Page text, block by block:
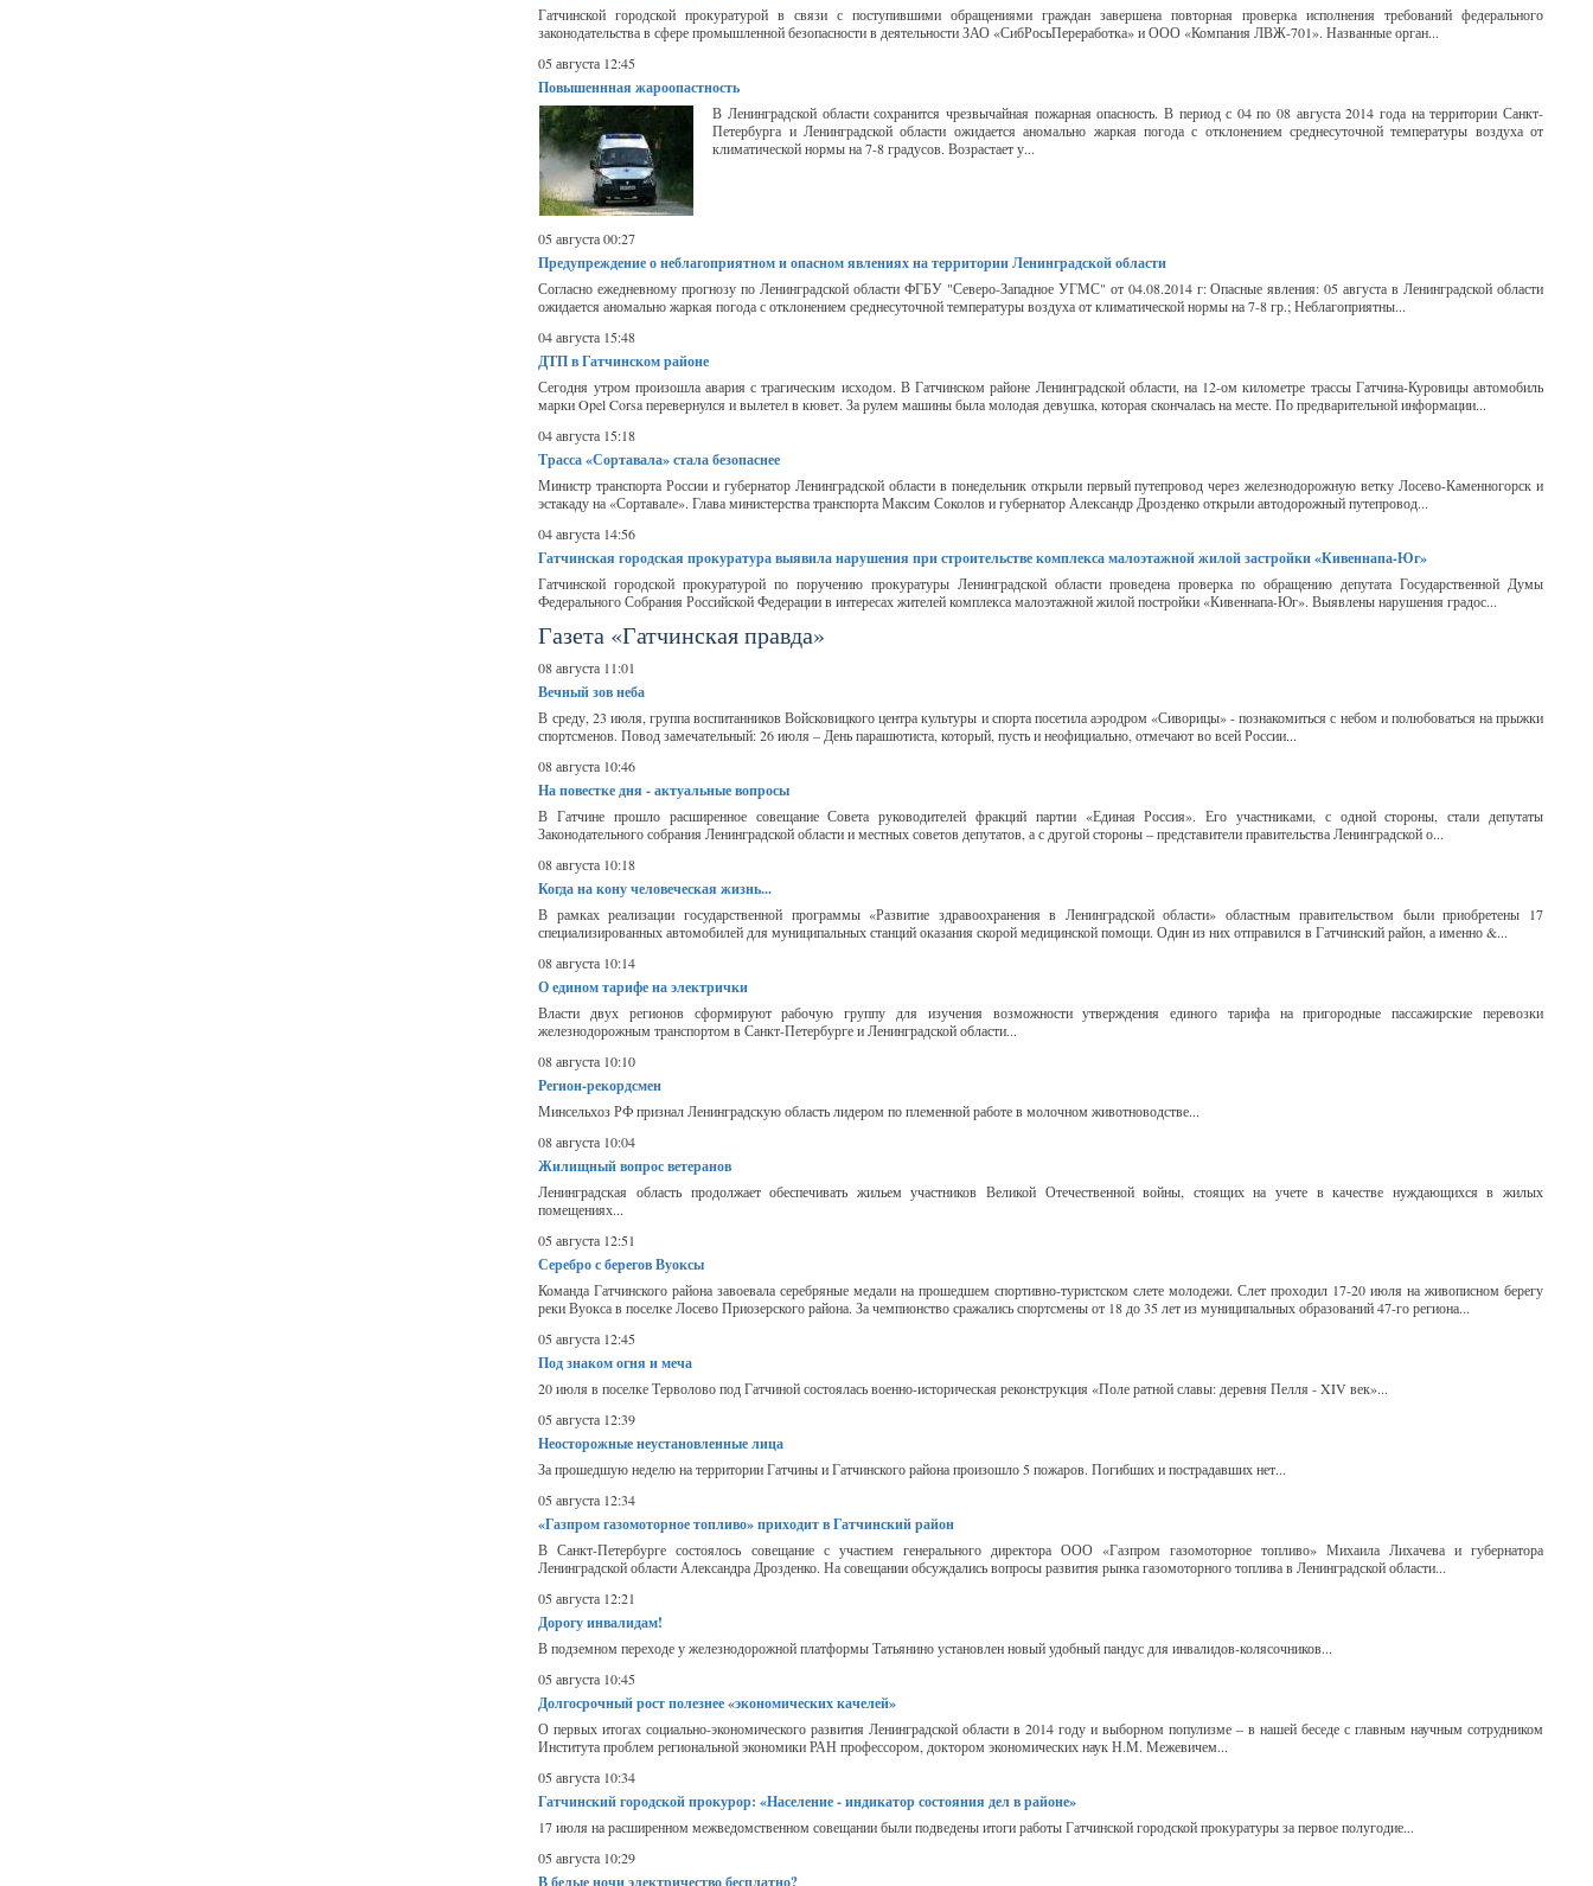
Гатчинской городской прокуратурой в связи с поступившими обращениями граждан завершена повторная проверка исполнения требований федерального
законодательства в сфере промышленной безопасности в деятельности ЗАО «СибРосьПереработка» и ООО «Компания ЛВЖ-701». Названные орган...
05 августа 12:45
Повышеннная жароопастность
В Ленинградской области сохранится чрезвычайная пожарная опасность. В период с 04 по 08 августа 2014 года на территории Санкт-
Петербурга и Ленинградской области ожидается аномально жаркая погода с отклонением среднесуточной температуры воздуха от
климатической нормы на 7-8 градусов. Возрастает у...
05 августа 00:27
Предупреждение о неблагоприятном и опасном явлениях на территории Ленинградской области
Согласно ежедневному прогнозу по Ленинградской области ФГБУ "Северо-Западное УГМС" от 04.08.2014 г: Опасные явления: 05 августа в Ленинградской области
ожидается аномально жаркая погода с отклонением среднесуточной температуры воздуха от климатической нормы на 7-8 гр.; Неблагоприятны...
04 августа 15:48
ДТП в Гатчинском районе
Сегодня утром произошла авария с трагическим исходом. В Гатчинском районе Ленинградской области, на 12-ом километре трассы Гатчина-Куровицы автомобиль
марки Opel Corsa перевернулся и вылетел в кювет. За рулем машины была молодая девушка, которая скончалась на месте. По предварительной информации...
04 августа 15:18
Трасса «Сортавала» стала безопаснее
Министр транспорта России и губернатор Ленинградской области в понедельник открыли первый путепровод через железнодорожную ветку Лосево-Каменногорск и
эстакаду на «Сортавале». Глава министерства транспорта Максим Соколов и губернатор Александр Дрозденко открыли автодорожный путепровод...
04 августа 14:56
Гатчинская городская прокуратура выявила нарушения при строительстве комплекса малоэтажной жилой застройки «Кивеннапа-Юг»
Гатчинской городской прокуратурой по поручению прокуратуры Ленинградской области проведена проверка по обращению депутата Государственной Думы
Федерального Собрания Российской Федерации в интересах жителей комплекса малоэтажной жилой постройки «Кивеннапа-Юг». Выявлены нарушения градос...
Газета «Гатчинская правда»
08 августа 11:01
Вечный зов неба
В среду, 23 июля, группа воспитанников Войсковицкого центра культуры и спорта посетила аэродром «Сиворицы» - познакомиться с небом и полюбоваться на прыжки
спортсменов. Повод замечательный: 26 июля – День парашютиста, который, пусть и неофициально, отмечают во всей России...
08 августа 10:46
На повестке дня - актуальные вопросы
В Гатчине прошло расширенное совещание Совета руководителей фракций партии «Единая Россия». Его участниками, с одной стороны, стали депутаты
Законодательного собрания Ленинградской области и местных советов депутатов, а с другой стороны – представители правительства Ленинградской о...
08 августа 10:18
Когда на кону человеческая жизнь...
В рамках реализации государственной программы «Развитие здравоохранения в Ленинградской области» областным правительством были приобретены 17
специализированных автомобилей для муниципальных станций оказания скорой медицинской помощи. Один из них отправился в Гатчинский район, а именно &...
08 августа 10:14
О едином тарифе на электрички
Власти двух регионов сформируют рабочую группу для изучения возможности утверждения единого тарифа на пригородные пассажирские перевозки
железнодорожным транспортом в Санкт-Петербурге и Ленинградской области...
08 августа 10:10
Регион-рекордсмен
Минсельхоз РФ признал Ленинградскую область лидером по племенной работе в молочном животноводстве...
08 августа 10:04
Жилищный вопрос ветеранов
Ленинградская область продолжает обеспечивать жильем участников Великой Отечественной войны, стоящих на учете в качестве нуждающихся в жилых
помещениях...
05 августа 12:51
Серебро с берегов Вуоксы
Команда Гатчинского района завоевала серебряные медали на прошедшем спортивно-туристском слете молодежи. Слет проходил 17-20 июля на живописном берегу
реки Вуокса в поселке Лосево Приозерского района. За чемпионство сражались спортсмены от 18 до 35 лет из муниципальных образований 47-го региона...
05 августа 12:45
Под знаком огня и меча
20 июля в поселке Терволово под Гатчиной состоялась военно-историческая реконструкция «Поле ратной славы: деревня Пелля - XIV век»...
05 августа 12:39
Неосторожные неустановленные лица
За прошедшую неделю на территории Гатчины и Гатчинского района произошло 5 пожаров. Погибших и пострадавших нет...
05 августа 12:34
«Газпром газомоторное топливо» приходит в Гатчинский район
В Санкт-Петербурге состоялось совещание с участием генерального директора ООО «Газпром газомоторное топливо» Михаила Лихачева и губернатора
Ленинградской области Александра Дрозденко. На совещании обсуждались вопросы развития рынка газомоторного топлива в Ленинградской области...
05 августа 12:21
Дорогу инвалидам!
В подземном переходе у железнодорожной платформы Татьянино установлен новый удобный пандус для инвалидов-колясочников...
05 августа 10:45
Долгосрочный рост полезнее «экономических качелей»
О первых итогах социально-экономического развития Ленинградской области в 2014 году и выборном популизме – в нашей беседе с главным научным сотрудником
Института проблем региональной экономики РАН профессором, доктором экономических наук Н.М. Межевичем...
05 августа 10:34
Гатчинский городской прокурор: «Население - индикатор состояния дел в районе»
17 июля на расширенном межведомственном совещании были подведены итоги работы Гатчинской городской прокуратуры за первое полугодие...
05 августа 10:29
В белые ночи электричество бесплатно?